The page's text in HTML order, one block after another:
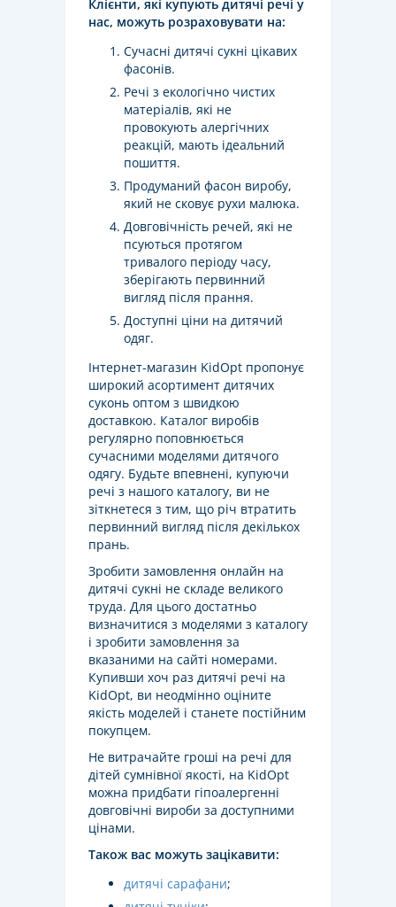
Клієнти, які купують дитячі речі у
нас, можуть розраховувати на:
Сучасні дитячі сукні цікавих
фасонів.
Речі з екологічно чистих
матеріалів, які не
провокують алергічних
реакцій, мають ідеальний
пошиття.
Продуманий фасон виробу,
який не сковує рухи малюка.
Довговічність речей, які не
псуються протягом
тривалого періоду часу,
зберігають первинний
вигляд після прання.
Доступні ціни на дитячий
одяг.
Інтернет-магазин KidOpt пропонує
широкий асортимент дитячих
суконь оптом з швидкою
доставкою. Каталог виробів
регулярно поповнюється
сучасними моделями дитячого
одягу. Будьте впевнені, купуючи
речі з нашого каталогу, ви не
зіткнетеся з тим, що річ втратить
первинний вигляд після декількох
прань.
Зробити замовлення онлайн на
дитячі сукні не складе великого
труда. Для цього достатньо
визначитися з моделями з каталогу
і зробити замовлення за
вказаними на сайті номерами.
Купивши хоч раз дитячі речі на
KidOpt, ви неодмінно оціните
якість моделей і станете постійним
покупцем.
Не витрачайте гроші на речі для
дітей сумнівної якості, на KidOpt
можна придбати гіпоалергенні
довговічні вироби за доступними
цінами.
Також вас можуть зацікавити:
дитячі сарафани;